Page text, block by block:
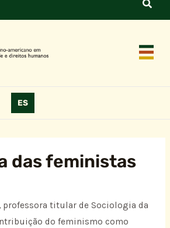
ES
das feministas
professora titular de Sociologia da
do feminismo como